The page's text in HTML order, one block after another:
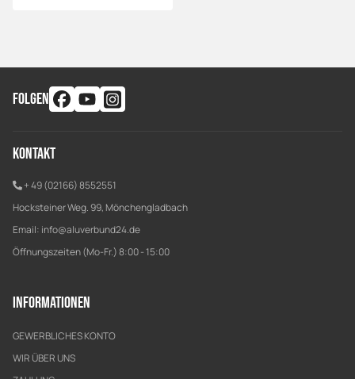
FOLGEN
Kontakt
+ 49 (02166) 8552551
Hocksteiner Weg. 99, Mönchengladbach
Email: info@aluverbund24.de
Öffnungszeiten (Mo-Fr.) 8:00 - 15:00
Informationen
GEWERBLICHES KONTO
WIR ÜBER UNS